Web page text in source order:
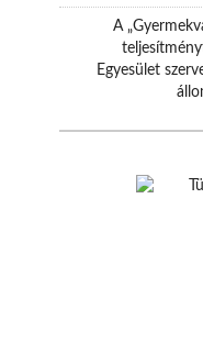
A
Egyesület